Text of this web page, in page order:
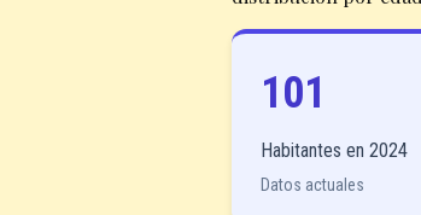
101
Habitantes en 2024
Datos actuales